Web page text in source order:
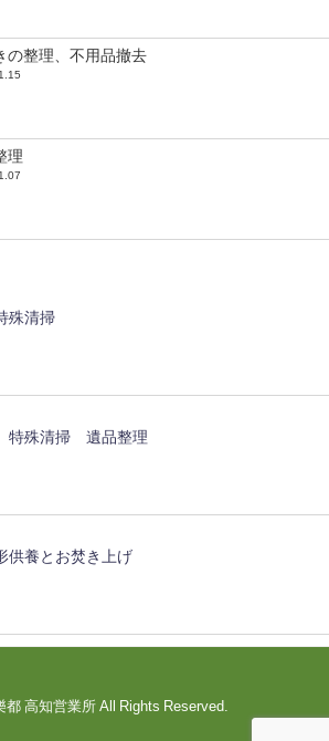
の整理、不用品撤去
理
殊清掃
特殊清掃 遺品整理
供養とお焚き上げ
都 高知営業所 All Rights Reserved.